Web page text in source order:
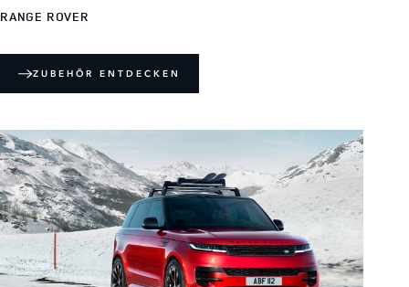
RANGE ROVER
ZUBEHÖR ENTDECKEN